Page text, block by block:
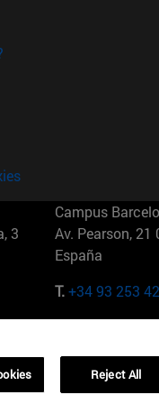
3
Campus
Av. Pearson,
España
T.+34 93 253
01321001
Reject All